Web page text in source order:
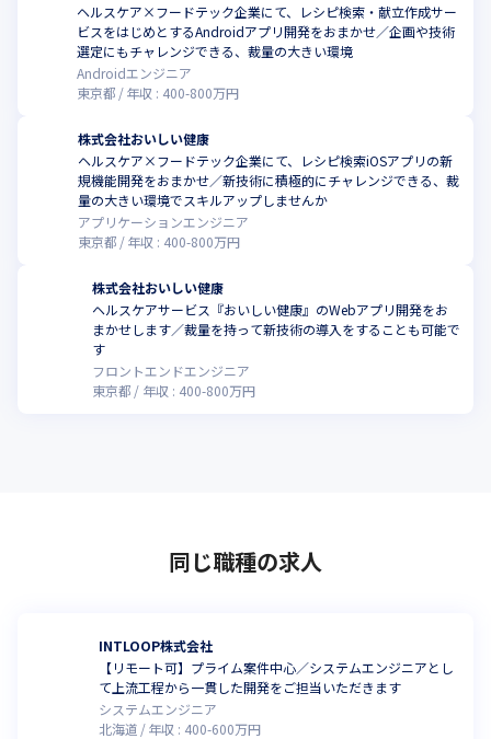
ヘルスケア×フードテック企業にて、レシピ検索・献立作成サー
ビスをはじめとするAndroidアプリ開発をおまかせ／企画や技術
選定にもチャレンジできる、裁量の大きい環境
Androidエンジニア
東京都
年収 : 400-800万円
株式会社おいしい健康
ヘルスケア×フードテック企業にて、レシピ検索iOSアプリの新
規機能開発をおまかせ／新技術に積極的にチャレンジできる、裁
量の大きい環境でスキルアップしませんか
アプリケーションエンジニア
東京都
年収 : 400-800万円
株式会社おいしい健康
ヘルスケアサービス『おいしい健康』のWebアプリ開発をお
まかせします／裁量を持って新技術の導入をすることも可能で
す
フロントエンドエンジニア
東京都
年収 : 400-800万円
同じ職種の求人
INTLOOP株式会社
【リモート可】プライム案件中心／システムエンジニアとし
て上流工程から一貫した開発をご担当いただきます
システムエンジニア
北海道
年収 : 400-600万円